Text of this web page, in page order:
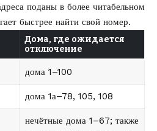
поданы в более читабельном
быстрее найти свой номер.
Дома, где ожидается
отключение
дома 1–100
дома 1а–78, 105, 108
нечётные дома 1–67; также